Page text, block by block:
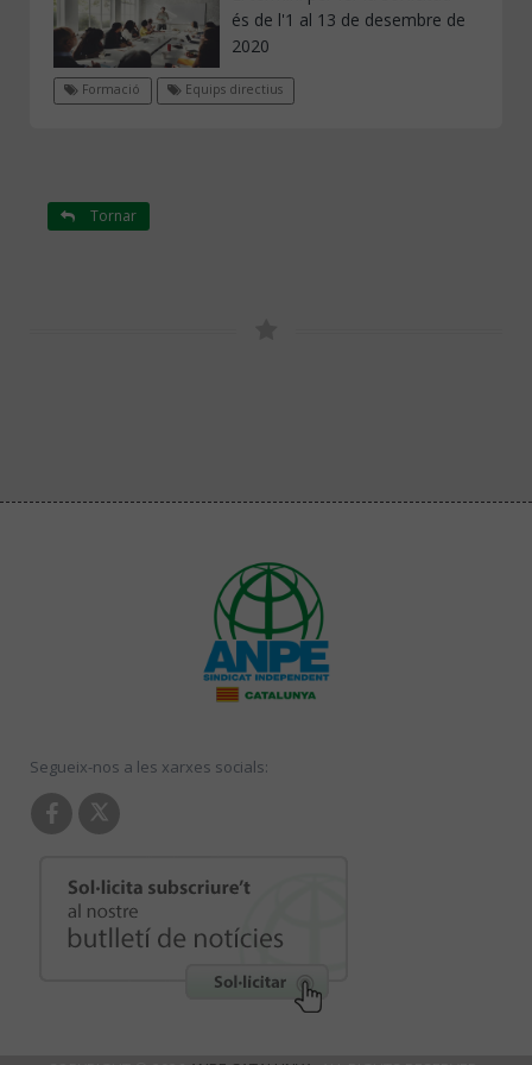
és de l'1 al 13 de desembre de
2020
Formació Equips directius
Tornar
Segueix-nos a les xarxes socials: